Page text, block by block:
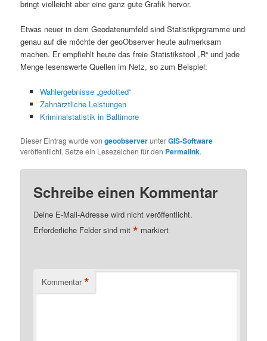
bringt vielleicht aber eine ganz gute Grafik hervor.
Etwas neuer in dem Geodatenumfeld sind Statistikprgramme und
genau auf die möchte der geoObserver heute aufmerksam
machen. Er empfiehlt heute das freie Statistikstool „R“ und jede
Menge lesenswerte Quellen im Netz, so zum Beispiel:
Wahlergebnisse „gedotted“
Zahnärztliche Leistungen
Kriminalstatistik in Baltimore
Dieser Eintrag wurde vongeoobserverunterGIS-Software
veröffentlicht. Setze ein Lesezeichen für den Permalink.
Schreibe einen Kommentar
Deine E-Mail-Adresse wird nicht veröffentlicht.
Erforderliche Felder sind mit* markiert
Kommentar *